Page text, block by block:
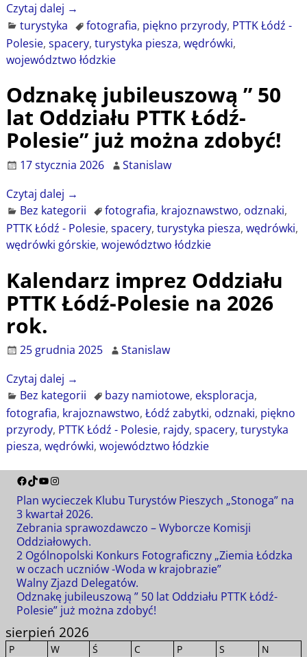
Czytaj dalej →
turystyka
fotografia, piękno przyrody, PTTK Łódź -
Polesie, spacery, turystyka piesza, wędrówki,
województwo łódzkie
Odznakę jubileuszową ” 50
lat Oddziału PTTK Łódź-
Polesie” już można zdobyć!
17 stycznia 2026
Stanislaw
Czytaj dalej →
Bez kategorii
fotografia, krajoznawstwo, odznaki,
PTTK Łódź - Polesie, spacery, turystyka piesza, wędrówki,
wędrówki górskie, województwo łódzkie
Kalendarz imprez Oddziału
PTTK Łódź-Polesie na 2026
rok.
25 grudnia 2025
Stanislaw
Czytaj dalej →
Bez kategorii
bazy namiotowe, eksploracja,
fotografia, krajoznawstwo, Łódź zabytki, odznaki, piękno
przyrody, PTTK Łódź - Polesie, rajdy, spacery, turystyka
piesza, wędrówki, województwo łódzkie
Plan wycieczek Klubu Turystów Pieszych „Stonoga” na
3 kwartał 2026.
Zebrania sprawozdawczo – Wyborcze Komisji
Oddziałowych.
2 Ogólnopolski Konkurs Fotograficzny „Ziemia Łódzka
w oczach uczniów -Woda w krajobrazie”
Walny Zjazd Delegatów.
Odznakę jubileuszową ” 50 lat Oddziału PTTK Łódź-
Polesie” już można zdobyć!
sierpień 2026
P W Ś C P S N